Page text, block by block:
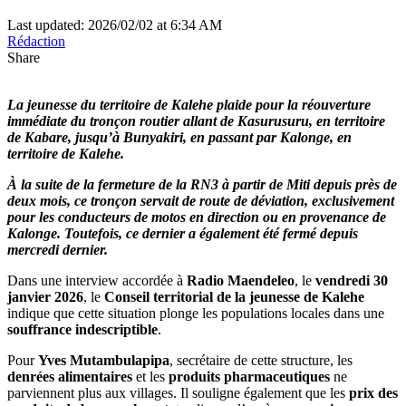
Last updated: 2026/02/02 at 6:34 AM
Rédaction
Share
La jeunesse du territoire de Kalehe plaide pour la réouverture
immédiate du tronçon routier allant de Kasurusuru, en territoire
de Kabare, jusqu’à Bunyakiri, en passant par Kalonge, en
territoire de Kalehe.
À la suite de la fermeture de la RN3 à partir de Miti depuis près de
deux mois, ce tronçon servait de route de déviation, exclusivement
pour les conducteurs de motos en direction ou en provenance de
Kalonge. Toutefois, ce dernier a également été fermé depuis
mercredi dernier.
Dans une interview accordée à Radio Maendeleo, le vendredi 30
janvier 2026, le Conseil territorial de la jeunesse de Kalehe
indique que cette situation plonge les populations locales dans une
souffrance indescriptible.
PourYves Mutambulapipa, secrétaire de cette structure, les
denrées alimentaires et les produits pharmaceutiques ne
parviennent plus aux villages. Il souligne également que les prix des